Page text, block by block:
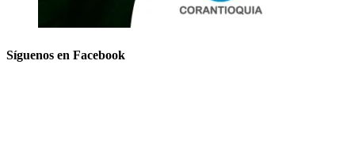
Síguenos en Facebook